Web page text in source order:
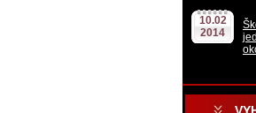
10.02
2014